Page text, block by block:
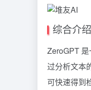
综合介绍
ZeroGPT
过分析文本
可快速得到